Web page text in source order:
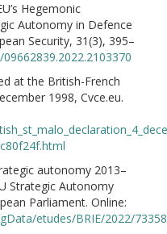
Hegemonic
Autonomy in Defence
Security, 31(3), 395–
at the British-French
1998, Cvce.eu.
autonomy 2013–
Strategic Autonomy
Parliament. Online:
etudes/BRIE/2022/